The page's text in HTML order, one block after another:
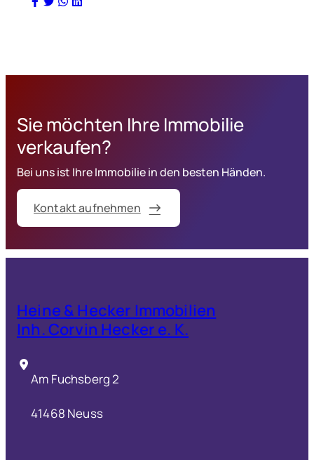
Sie möchten Ihre Immobilie
verkaufen?
Bei uns ist Ihre Immobilie in den besten Händen.
Kontakt aufnehmen
Heine & Hecker Immobilien
Inh. Corvin Hecker e. K.
Am Fuchsberg 2
41468 Neuss